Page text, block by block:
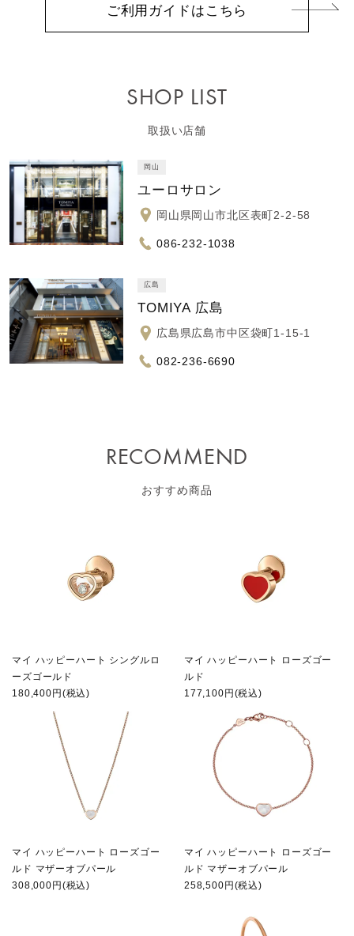
ご利用ガイドはこちら
SHOP LIST
取扱い店舗
岡山
ユーロサロン
岡山県岡山市北区表町2-2-58
086-232-1038
広島
TOMIYA 広島
広島県広島市中区袋町1-15-1
082-236-6690
RECOMMEND
おすすめ商品
マイ ハッピーハート シングルロ
ーズゴールド
180,400円(税込)
マイ ハッピーハート ローズゴー
ルド
177,100円(税込)
マイ ハッピーハート ローズゴー
ルド マザーオブパール
308,000円(税込)
マイ ハッピーハート ローズゴー
ルド マザーオブパール
258,500円(税込)